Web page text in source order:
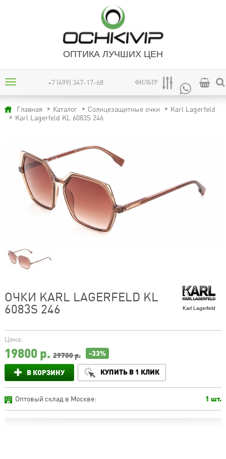
ОПТИКА ЛУЧШИХ ЦЕН
+7 (499) 347-17-68 ФИЛЬТР
Главная Каталог Солнцезащитные очки
Karl Lagerfeld
Karl Lagerfeld KL 6083S 246
Karl Lagerfeld
ОЧКИ KARL LAGERFELD KL
6083S 246
Цена:
19800р. 29700 р. -33%
В КОРЗИНУ КУПИТЬ В 1 КЛИК
Оптовый склад в Москве: 1 шт.